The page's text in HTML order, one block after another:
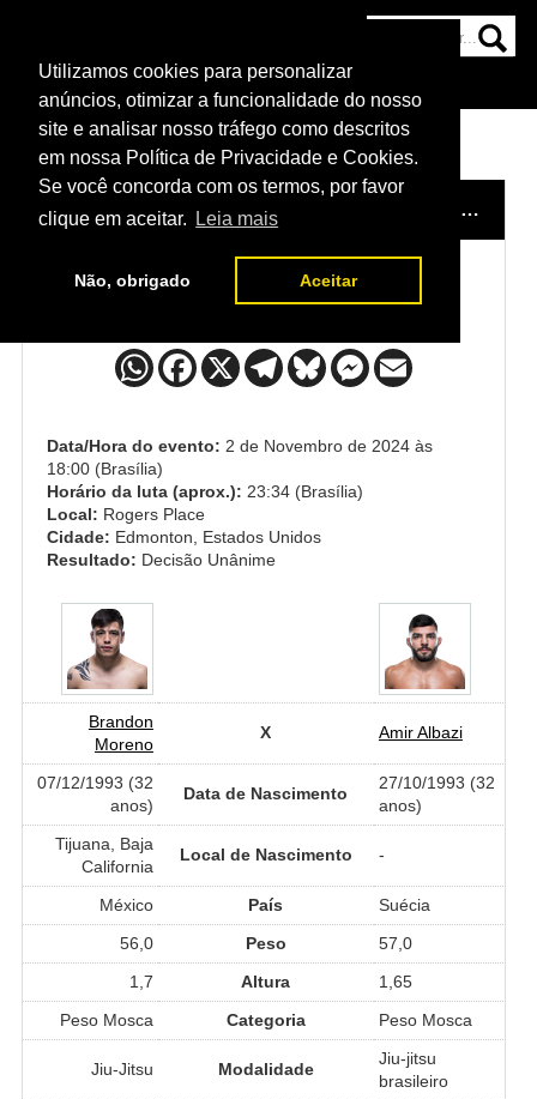
Utilizamos cookies para personalizar
anúncios, otimizar a funcionalidade do nosso
site e analisar nosso tráfego como descritos
em nossa Política de Privacidade e Cookies.
Se você concorda com os termos, por favor
clique em aceitar.
Leia mais
Não, obrigado Aceitar
NOTÍCIAS
HOME EVENTO / UFC EDMONTON: MORENO X ALBAZI
Brandon Moreno x Amir Albazi
Data/Hora do evento: 2 de Novembro de 2024 às
18:00 (Brasília)
Horário da luta (aprox.): 23:34 (Brasília)
Local: Rogers Place
Cidade: Edmonton, Estados Unidos
Resultado: Decisão Unânime
Brandon
Moreno
X Amir Albazi
07/12/1993 (32
anos)
Data de Nascimento
27/10/1993 (32
anos)
Tijuana, Baja
California
Local de Nascimento -
México País
Suécia
56,0
Peso
57,0
1,7
Altura
1,65
Peso Mosca
Categoria Peso Mosca
Jiu-Jitsu Modalidade
Jiu-jitsu
brasileiro